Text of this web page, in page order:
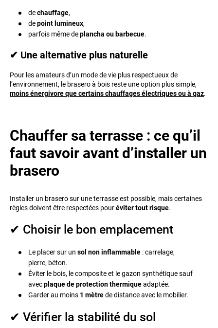
dechauffage,
depoint lumineux,
parfois même deplancha ou barbecue.
✔ Une alternative plus naturelle
Pour les amateurs d’un mode de vie plus respectueux de
l’environnement, le brasero à bois reste une option plus simple,
moins énergivore que certains chauffages électriques ou à gaz.
Chauffer sa terrasse : ce qu’il
faut savoir avant d’installer un
brasero
Installer un brasero sur une terrasse est possible, mais certaines
règles doivent être respectées pouréviter tout risque.
✔ Choisir le bon emplacement
Le placer sur un sol non inflammable : carrelage,
pierre, béton.
Éviter le bois, le composite et le gazon synthétique sauf
avecplaque de protection thermiqueadaptée.
Garder au moins 1 mètrede distance avec le mobilier.
✔ Vérifier la stabilité du sol